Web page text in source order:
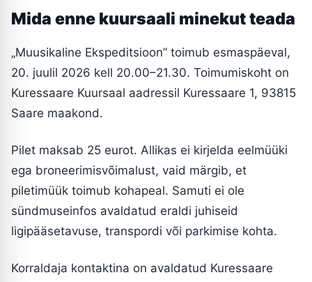
Mida enne kuursaali minekut teada
„Muusikaline Ekspeditsioon” toimub esmaspäeval,
20. juulil 2026 kell 20.00–21.30. Toimumiskoht on
Kuressaare Kuursaal aadressil Kuressaare 1, 93815
Saare maakond.
Pilet maksab 25 eurot. Allikas ei kirjelda eelmüüki
ega broneerimisvõimalust, vaid märgib, et
piletimüük toimub kohapeal. Samuti ei ole
sündmuseinfos avaldatud eraldi juhiseid
ligipääsetavuse, transpordi või parkimise kohta.
Korraldaja kontaktina on avaldatud Kuressaare